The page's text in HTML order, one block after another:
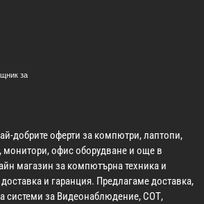
за
добрите оферти за компютри, лаптопи,
монитори, офис оборудване и още в
магазин за компютърна техника и
и гаранция. Предлагаме доставка,
системи за Видеонаблюдение, СОТ,